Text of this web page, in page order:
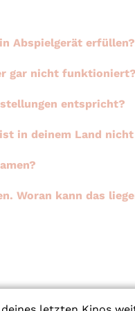
Abspielgerät erfüllen?
gar nicht funktioniert?
entspricht?
in deinem Land
Woran kann das